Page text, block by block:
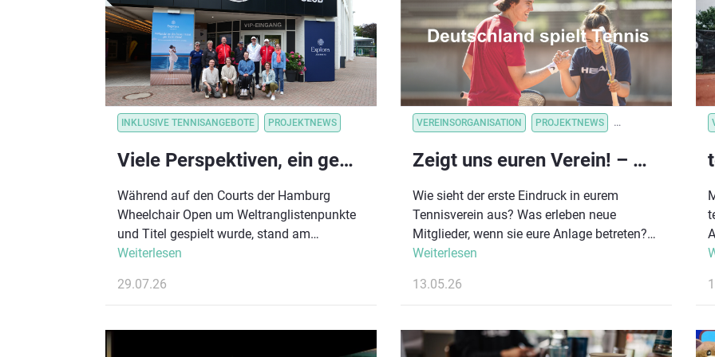
INKLUSIVE TENNISANGEBOTE PROJEKTNEWS
Viele Perspektiven, ein gemeinsames Ziel: Para-Tennis-Disziplinen im Austausch
Während auf den Courts der Hamburg
Wheelchair Open um Weltranglistenpunkte
und Titel gespielt wurde, stand am
Hamburger Rothenbaum auch der
Tennissports im Mittelpunkt. Im Rahmen
Deutschlands lud der Deutsche Tennis
Weiterlesen
29.07.26
VEREINSORGANISATION PROJEKTNEWS
Zeigt uns euren Verein! – Mitmachaktion zu „Deutschland spielt Tennis“ gestartet #DEUTSCHLANDSPIELTTENNIS
Wie sieht der erste Eindruck in eurem
Tennisverein aus? Was erleben neue
Mitglieder, wenn sie eure Anlage betreten?
Genau das möchten wir sehen! Im Rahmen
sofort unsere neue Mitmachaktion für
Gesucht werden kurze, authentische
Einblicke in euer Vereinsleben – direkt von
Weiterlesen
13.05.26